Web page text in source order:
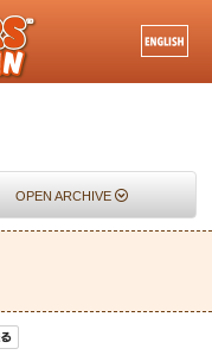
OPEN ARCHIVE